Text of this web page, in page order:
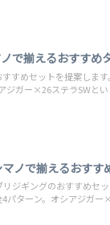
で揃えるおすすめ
すめセットを提案しま
ジガー×26ステラSWと
ノで揃えるおすす
ジギングのおすすめセ
パターン。オシアジガ